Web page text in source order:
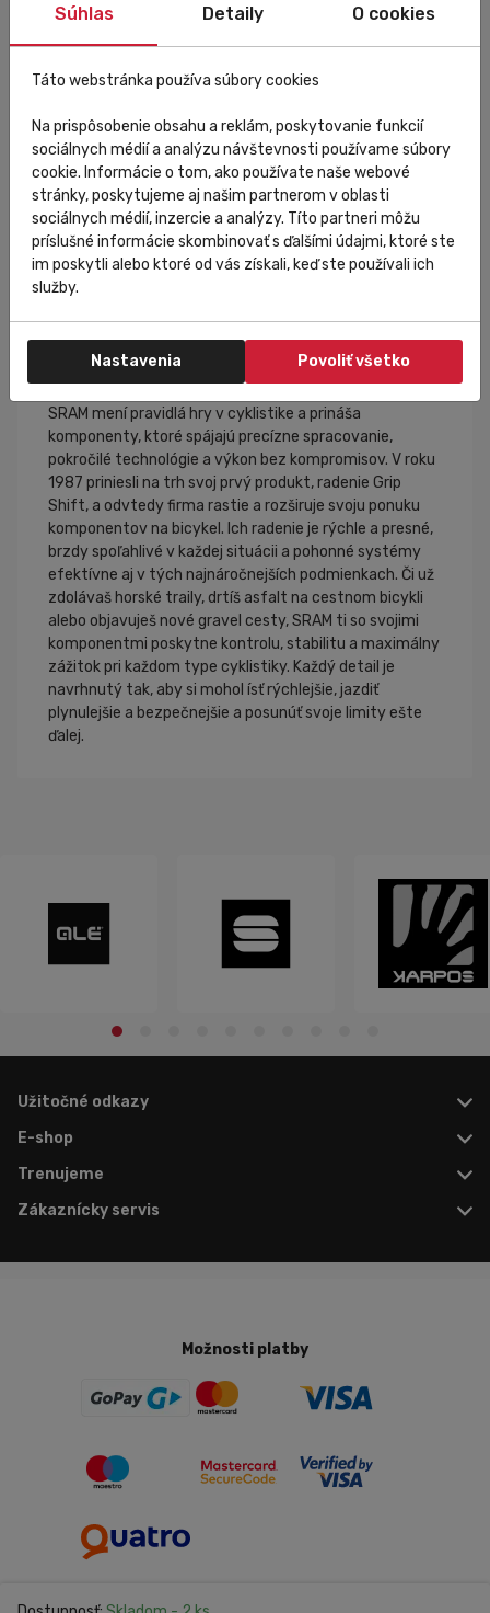
Špecifikácia
SRAM
SRAM mení pravidlá hry v cyklistike a prináša
komponenty, ktoré spájajú precízne spracovanie,
pokročilé technológie a výkon bez kompromisov. V roku
1987 priniesli na trh svoj prvý produkt, radenie Grip
Shift, a odvtedy firma rastie a rozširuje svoju ponuku
komponentov na bicykel. Ich radenie je rýchle a presné,
brzdy spoľahlivé v každej situácii a pohonné systémy
efektívne aj v tých najnáročnejších podmienkach. Či už
zdolávaš horské traily, drtíš asfalt na cestnom bicykli
alebo objavuješ nové gravel cesty, SRAM ti so svojimi
komponentmi poskytne kontrolu, stabilitu a maximálny
zážitok pri každom type cyklistiky. Každý detail je
navrhnutý tak, aby si mohol ísť rýchlejšie, jazdiť
plynulejšie a bezpečnejšie a posunúť svoje limity ešte
ďalej.
Užitočné odkazy
E-shop
Trenujeme
Zákaznícky servis
Možnosti platby
Súhlas Detaily O cookies
Táto webstránka používa súbory cookies
Na prispôsobenie obsahu a reklám, poskytovanie funkcií
sociálnych médií a analýzu návštevnosti používame súbory
cookie. Informácie o tom, ako používate naše webové
stránky, poskytujeme aj našim partnerom v oblasti
sociálnych médií, inzercie a analýzy. Títo partneri môžu
príslušné informácie skombinovať s ďalšími údajmi, ktoré ste
im poskytli alebo ktoré od vás získali, keď ste používali ich
služby.
Nastavenia Povoliť všetko